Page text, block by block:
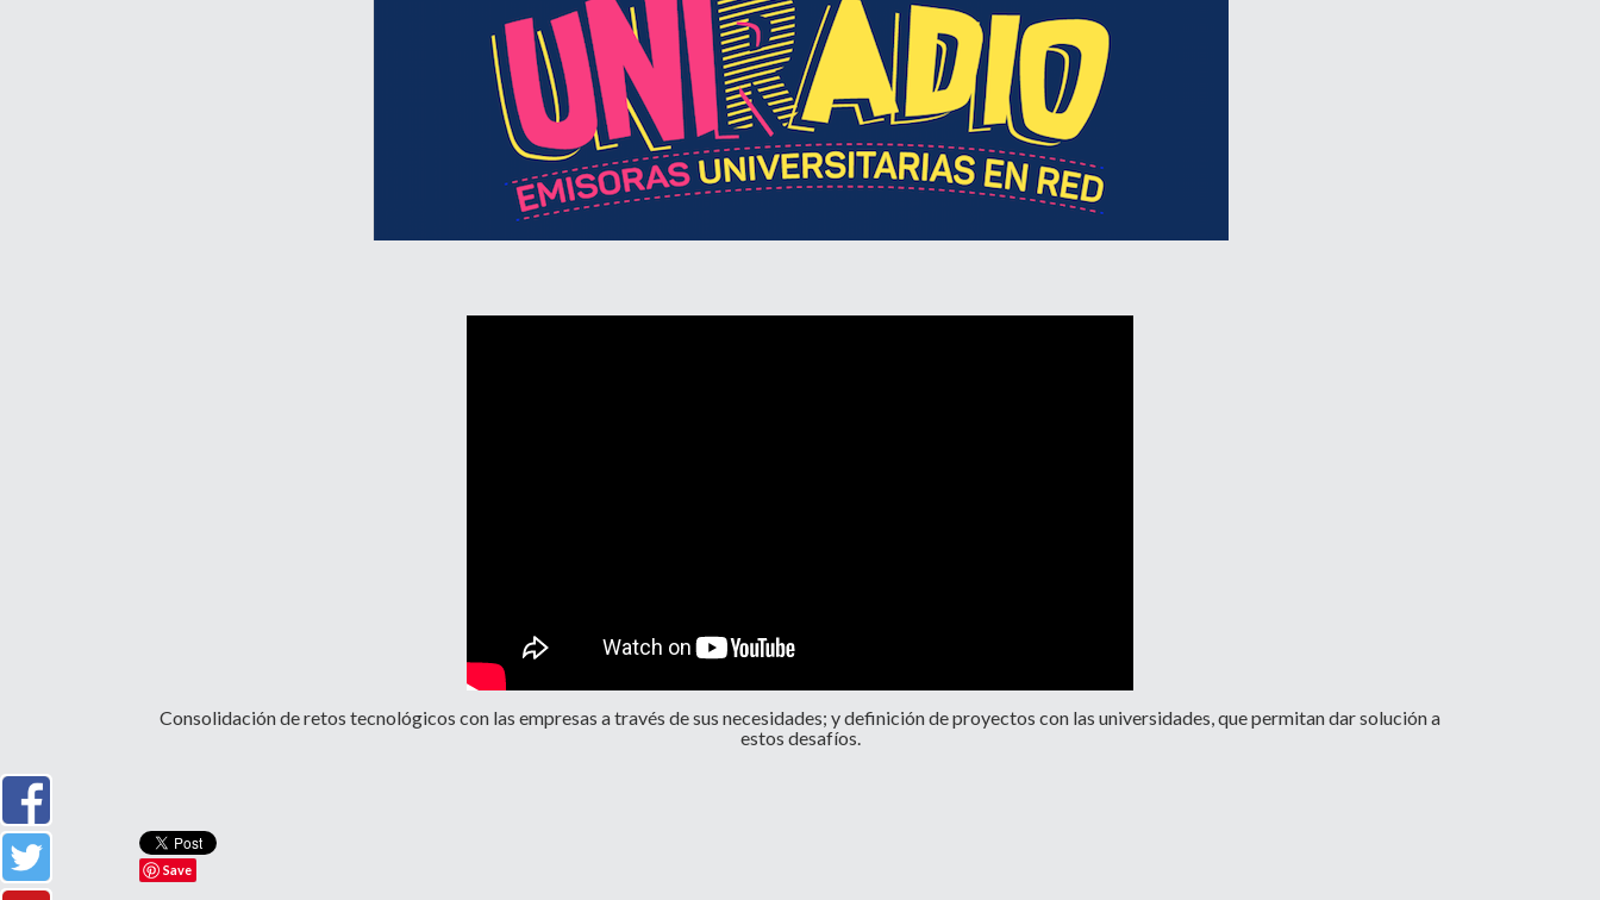
Divulgación
Agenda U
UNIRED online
UNIRED v-Library
Consolidación de retos tecnológicos con las empresas a través de sus necesidades; y definición de proyectos con las universidades, que permitan dar solución a
estos desafíos.
Save